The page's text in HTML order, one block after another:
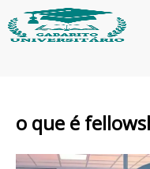
o que é